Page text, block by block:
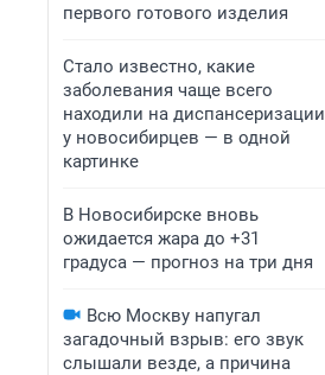
первого готового изделия
Стало известно, какие
заболевания чаще всего
находили на диспансеризации
у новосибирцев — в одной
картинке
В Новосибирске вновь
ожидается жара до +31
градуса — прогноз на три дня
Всю Москву напугал
загадочный взрыв: его звук
слышали везде, а причина